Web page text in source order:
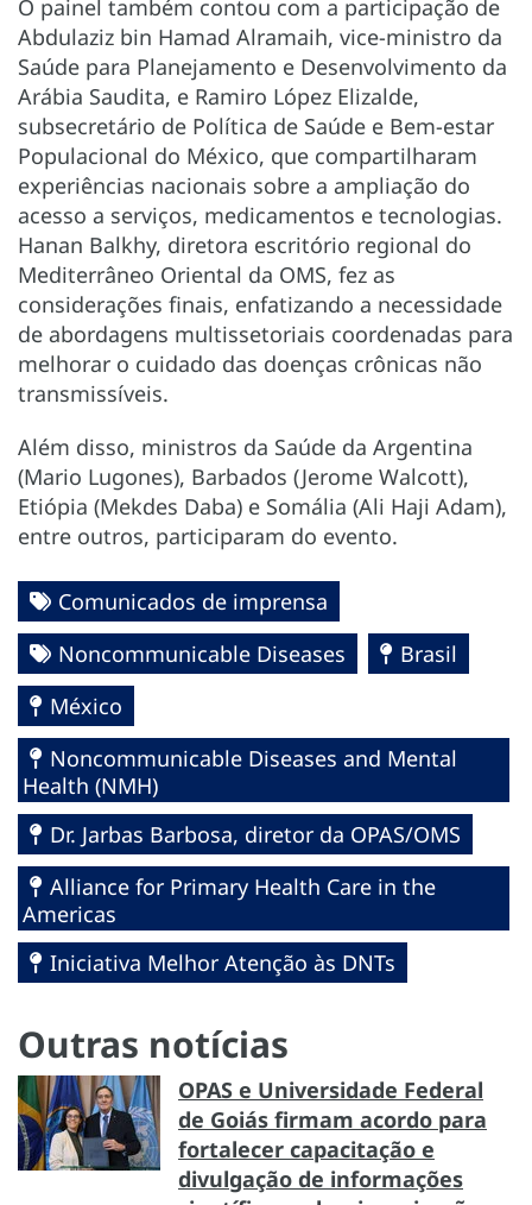
O painel também contou com a participação de
Abdulaziz bin Hamad Alramaih, vice-ministro da
Saúde para Planejamento e Desenvolvimento da
Arábia Saudita, e Ramiro López Elizalde,
subsecretário de Política de Saúde e Bem-estar
Populacional do México, que compartilharam
experiências nacionais sobre a ampliação do
acesso a serviços, medicamentos e tecnologias.
Hanan Balkhy, diretora escritório regional do
Mediterrâneo Oriental da OMS, fez as
considerações finais, enfatizando a necessidade
de abordagens multissetoriais coordenadas para
melhorar o cuidado das doenças crônicas não
transmissíveis.
Além disso, ministros da Saúde da Argentina
(Mario Lugones), Barbados (Jerome Walcott),
Etiópia (Mekdes Daba) e Somália (Ali Haji Adam),
entre outros, participaram do evento.
Comunicados de imprensa
Noncommunicable Diseases
Brasil
México
Noncommunicable Diseases and Mental
Health (NMH)
Dr. Jarbas Barbosa, diretor da OPAS/OMS
Alliance for Primary Health Care in the
Americas
Iniciativa Melhor Atenção às DNTs
Outras notícias
OPAS e Universidade Federal
de Goiás firmam acordo para
fortalecer capacitação e
divulgação de informações